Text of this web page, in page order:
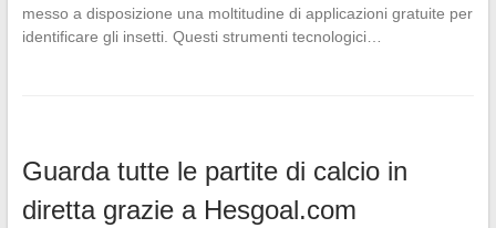
messo a disposizione una moltitudine di applicazioni gratuite per
identificare gli insetti. Questi strumenti tecnologici…
Guarda tutte le partite di calcio in
diretta grazie a Hesgoal.com